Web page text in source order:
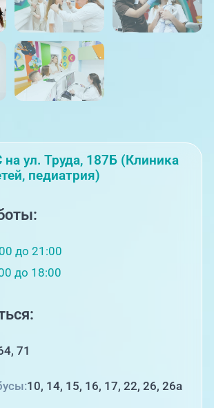
ул. Труда, 187Б (Клиника
педиатрия)
до 21:00
до 18:00
71
10, 14, 15, 16, 17, 22, 26, 26а